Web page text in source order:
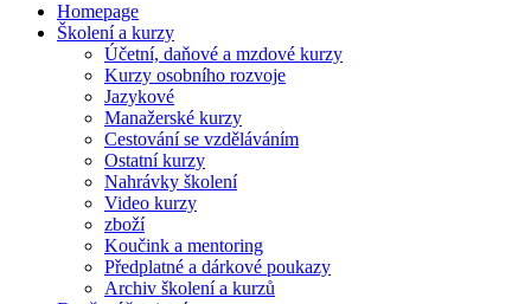
Homepage
Školení a kurzy
Účetní, daňové a mzdové kurzy
Kurzy osobního rozvoje
Jazykové
Manažerské kurzy
Cestování se vzděláváním
Ostatní kurzy
Nahrávky školení
Video kurzy
zboží
Koučink a mentoring
Předplatné a dárkové poukazy
Archiv školení a kurzů